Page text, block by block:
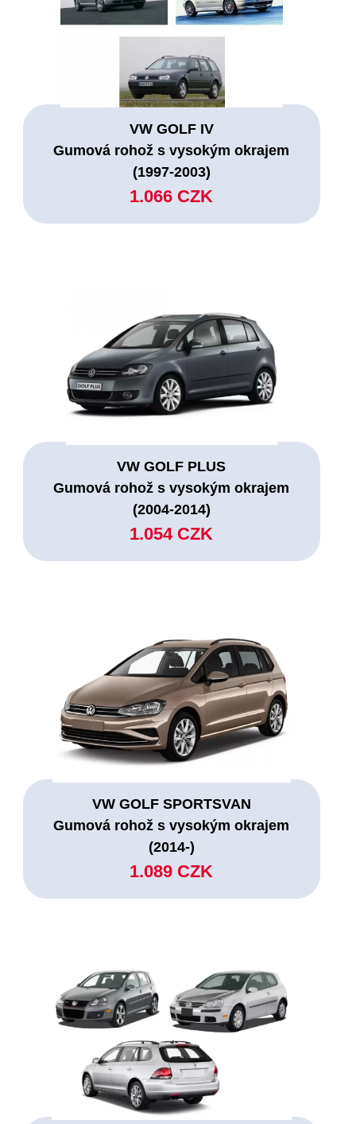
VW GOLF IV
Gumová rohož s vysokým okrajem
(1997-2003)
1.066 CZK
VW GOLF PLUS
Gumová rohož s vysokým okrajem
(2004-2014)
1.054 CZK
VW GOLF SPORTSVAN
Gumová rohož s vysokým okrajem
(2014-)
1.089 CZK